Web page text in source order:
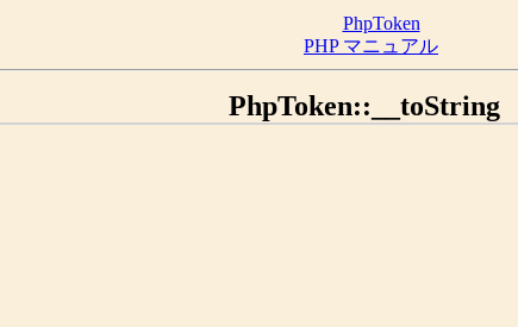
PhpToken
PHP マニュアル
PhpToken::__toString